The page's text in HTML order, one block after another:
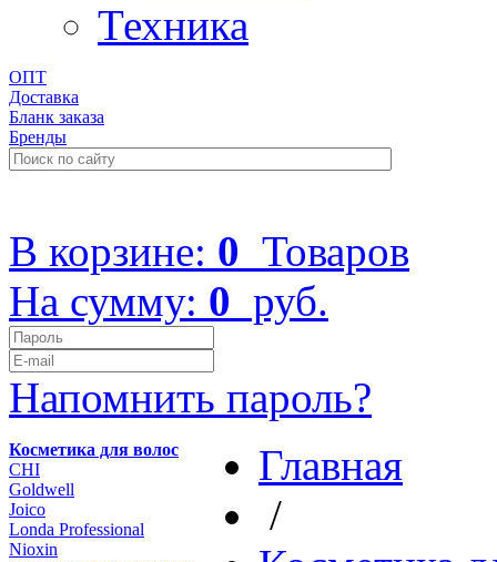
Техника
ОПТ
Доставка
Бланк заказа
Бренды
В корзине: 0 Товаров
На сумму: 0 руб.
Напомнить пароль?
Косметика для волос
CHI
Goldwell
Joico
Londa Professional
Nioxin
Главная
/